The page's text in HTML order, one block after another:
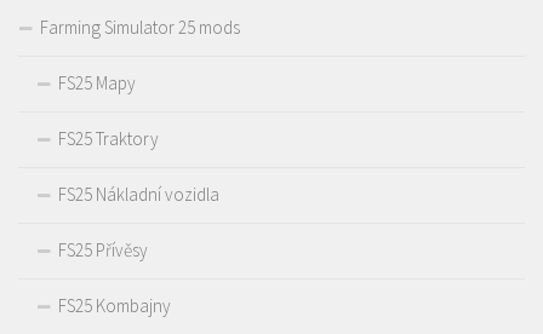
Farming Simulator 25 mods
FS25 Mapy
FS25 Traktory
FS25 Nákladní vozidla
FS25 Přívěsy
FS25 Kombajny